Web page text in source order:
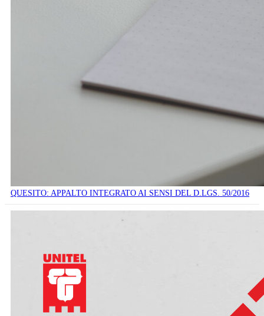
QUESITO: APPALTO INTEGRATO AI SENSI DEL D.LGS. 50/2016